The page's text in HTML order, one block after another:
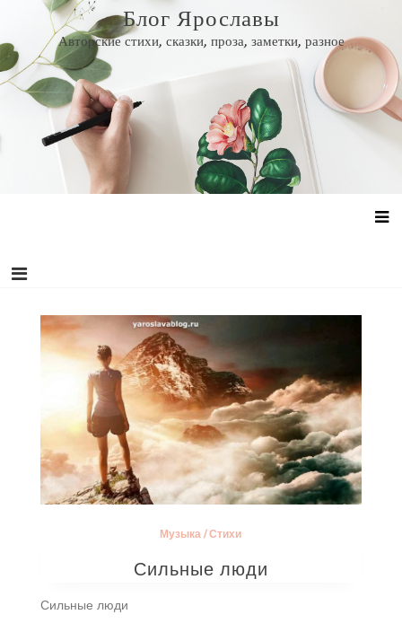
Перейти
содержанию
Блог Ярославы
Авторские стихи, сказки, проза, заметки, разное
Музыка /Стихи
Сильные люди
Сильные люди